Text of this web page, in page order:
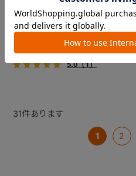
『FikaGO（フィカゴー）』か
ら待望の中型犬向け『アジャ
イル２』 登場！耐荷重30kg
で、しかも1秒・自動収納機能
搭載！！
￥69,300
5.0（1）
31件あります
1 2